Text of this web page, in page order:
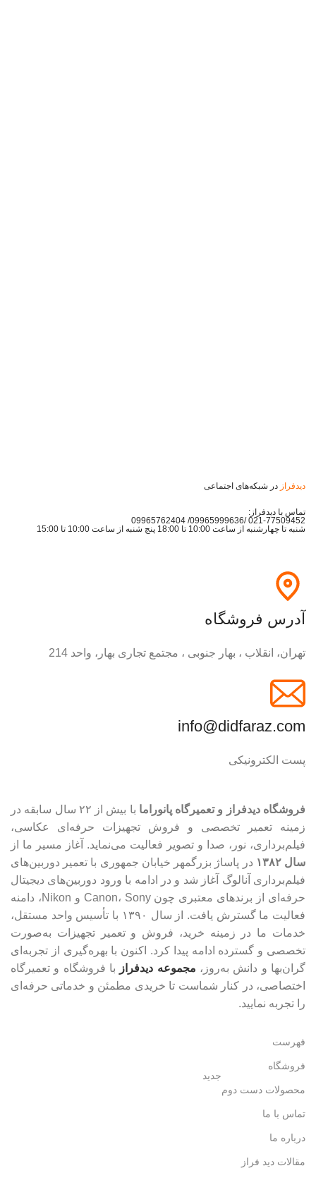
دیدفراز در شبکه‌های اجتماعی
تماس با دیدفراز:
021-77509452 /09965999636/ 09965762404
شنبه تا چهارشنبه از ساعت 10:00 تا 18:00 پنج شنبه از ساعت 10:00 تا 15:00
آدرس فروشگاه
تهران، انقلاب ، بهار جنوبی ، مجتمع تجاری بهار، واحد 214
info@didfaraz.com
پست الکترونیکی
فروشگاه دیدفراز و تعمیرگاه پانوراما
با بیش از ۲۲ سال سابقه در
زمینه تعمیر تخصصی و فروش تجهیزات حرفه‌ای عکاسی،
فیلم‌برداری، نور، صدا و تصویر فعالیت می‌نماید. آغاز مسیر ما از
سال ۱۳۸۲
در پاساژ بزرگمهر خیابان جمهوری با تعمیر دوربین‌های
فیلم‌برداری آنالوگ آغاز شد و در ادامه با ورود دوربین‌های دیجیتال
حرفه‌ای از برندهای معتبری چون Canon، Sony و Nikon، دامنه
فعالیت ما گسترش یافت. از سال ۱۳۹۰ با تأسیس واحد مستقل،
خدمات ما در زمینه خرید، فروش و تعمیر تجهیزات به‌صورت
تخصصی و گسترده ادامه پیدا کرد. اکنون با بهره‌گیری از تجربه‌ای
گران‌بها و دانش به‌روز، مجموعه دیدفراز
با فروشگاه و تعمیرگاه
اختصاصی، در کنار شماست تا خریدی مطمئن و خدماتی حرفه‌ای
را تجربه نمایید.
فهرست
فروشگاه
محصولات دست دوم
جدید
تماس با ما
درباره ما
مقالات دید فراز